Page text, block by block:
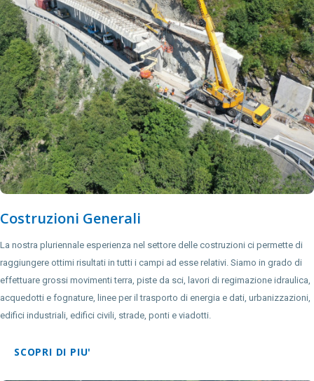
Costruzioni Generali
La nostra pluriennale esperienza nel settore delle costruzioni ci permette di
raggiungere ottimi risultati in tutti i campi ad esse relativi. Siamo in grado di
effettuare grossi movimenti terra, piste da sci, lavori di regimazione idraulica,
acquedotti e fognature, linee per il trasporto di energia e dati, urbanizzazioni,
edifici industriali, edifici civili, strade, ponti e viadotti.
SCOPRI DI PIU'